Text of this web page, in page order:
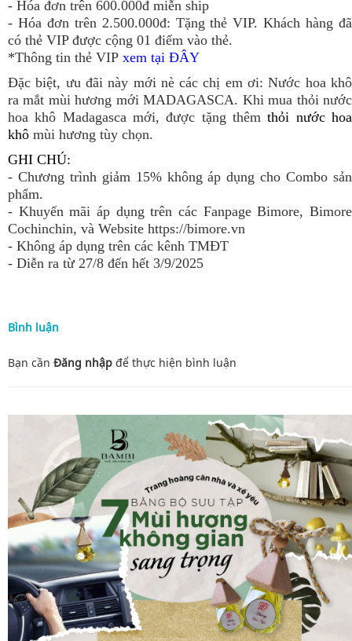
- Hóa đơn trên 600.000đ miễn ship
- Hóa đơn trên 2.500.000đ: Tặng thẻ VIP. Khách hàng đã
có thẻ VIP được cộng 01 điểm vào thẻ.
*Thông tin thẻ VIP xem tại ĐÂY
Đặc biệt, ưu đãi này mới nè các chị em ơi: Nước hoa khô
ra mắt mùi hương mới MADAGASCA. Khi mua thỏi nước
hoa khô Madagasca mới, được tặng thêmthỏi nước hoa
khô mùi hương tùy chọn.
GHI CHÚ:
- Chương trình giảm 15% không áp dụng cho Combo sản
phẩm.
- Khuyến mãi áp dụng trên các Fanpage Bimore, Bimore
Cochinchin, và Website https://bimore.vn
- Không áp dụng trên các kênh TMĐT
- Diễn ra từ 27/8 đến hết 3/9/2025
Bình luận
Bạn cần Đăng nhập để thực hiện bình luận